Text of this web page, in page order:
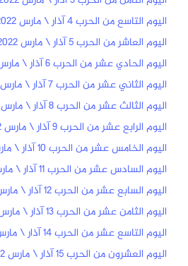
اليوم التاسع من الحرب 4 آذار \ مارس 2022
اليوم العاشر من الحرب 5 آذار \ مارس 2022
اليوم الحادي عشر من الحرب 6 آذار \ مارس 2022
اليوم الثاني عشر من الحرب 7 آذار \ مارس 2022
اليوم الثالث عشر من الحرب 8 آذار \ مارس 2022
اليوم الرابع عشر من الحرب 9 آذار \ مارس 2022
اليوم الخامس عشر من الحرب 10 آذار \ مارس 2022
اليوم السادس عشر من الحرب 11 آذار \ مارس 2022
اليوم السابع عشر من الحرب 12 آذار \ مارس 2022
اليوم الثامن عشر من الحرب 13 آذار \ مارس 2022
اليوم التاسع عشر من الحرب 14 آذار \ مارس 2022
اليوم العشرون من الحرب 15 آذار \ مارس 2022